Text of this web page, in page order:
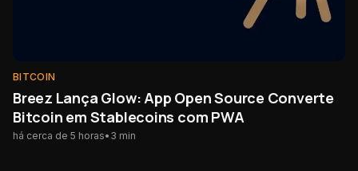
BITCOIN
Breez Lança Glow: App Open Source Converte
Bitcoin em Stablecoins com PWA
há cerca de 5 horas• 3 min